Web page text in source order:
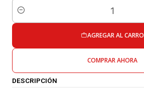
Cantidad
AGREGAR AL CARRO
COMPRAR AHORA
DESCRIPCIÓN